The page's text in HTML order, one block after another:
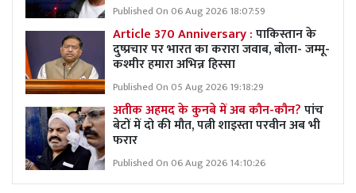
Published On 06 Aug 2026 18:07:59
Article 370 Anniversary :पाकिस्तान के
दुष्प्रचार पर भारत का करारा जवाब, बोला- जम्मू-
कश्मीर हमारा अभिन्न हिस्सा
Published On 05 Aug 2026 19:18:29
अतीक अहमद के कुनबे में अब कौन-कौन?पांच
बेटों में दो की मौत, पत्नी शाइस्ता परवीन अब भी
फरार
Published On 06 Aug 2026 14:10:26